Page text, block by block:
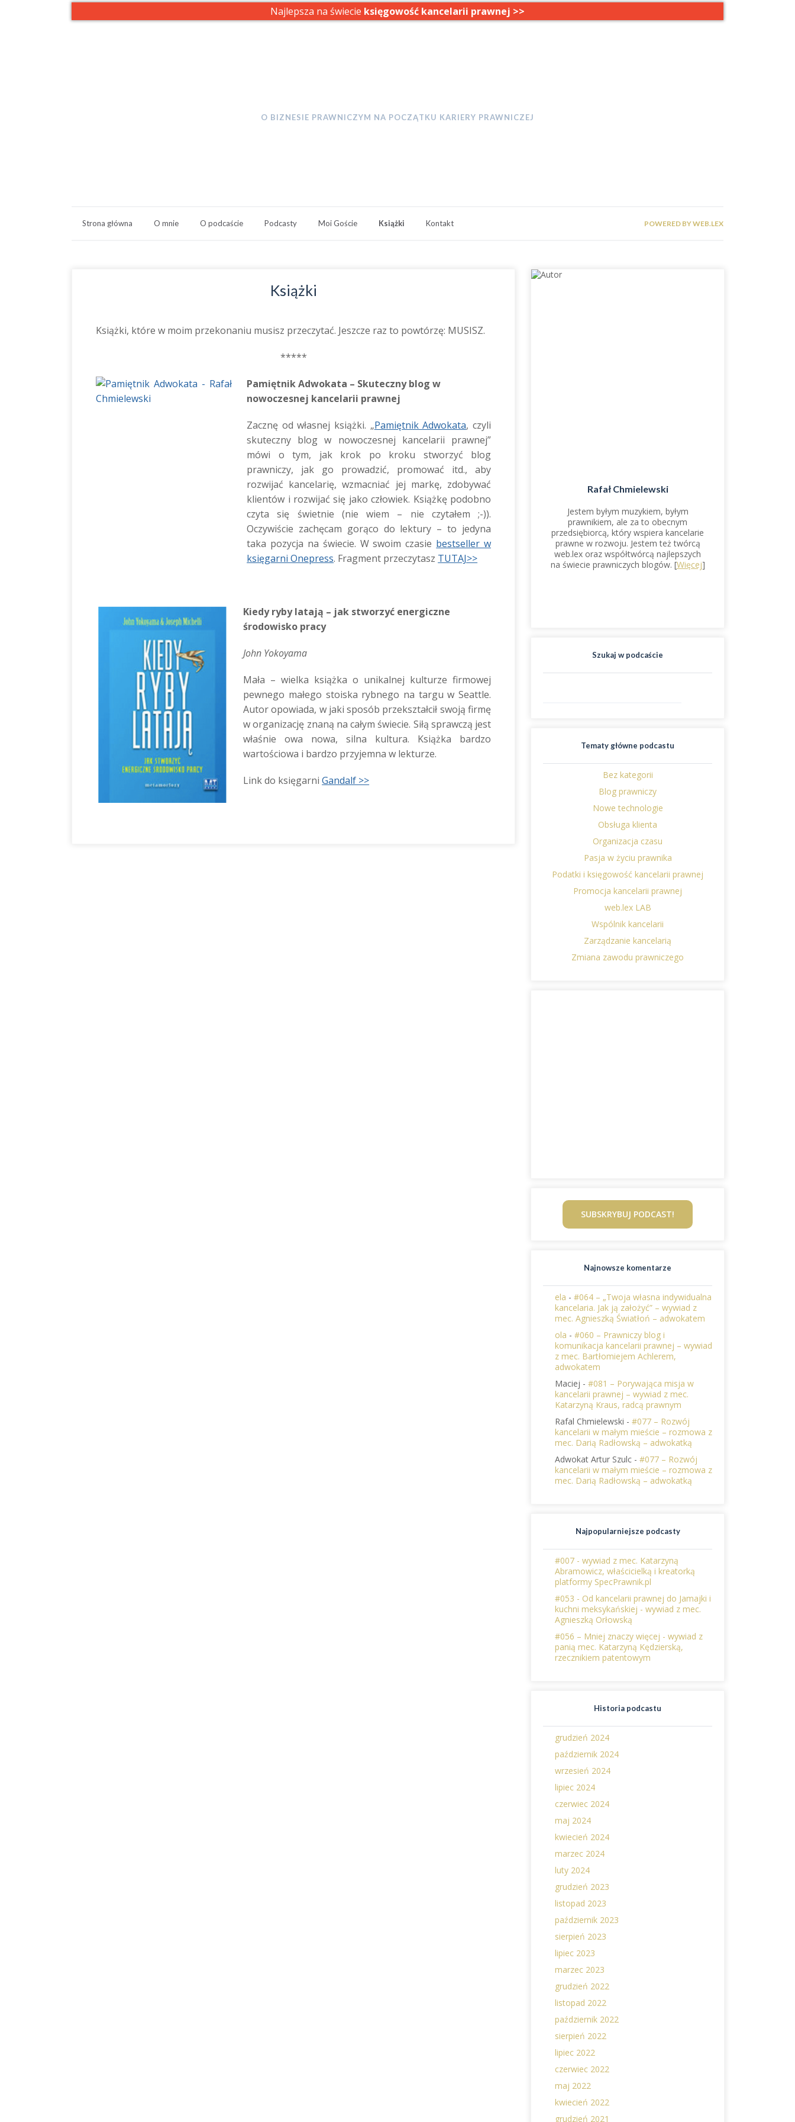
Najlepsza na świecie księgowość kancelarii prawnej >>
O BIZNESIE PRAWNICZYM NA POCZĄTKU KARIERY PRAWNICZEJ
Strona główna O mnie O podcaście Podcasty Moi Goście Książki Kontakt POWERED BY WEB.LEX
Książki
Książki, które w moim przekonaniu musisz przeczytać. Jeszcze raz to powtórzę: MUSISZ.
*****
Pamiętnik Adwokata – Skuteczny blog w
nowoczesnej kancelarii prawnej
Zacznę od własnej książki. „Pamiętnik Adwokata, czyli
skuteczny blog w nowoczesnej kancelarii prawnej”
mówi o tym, jak krok po kroku stworzyć blog
prawniczy, jak go prowadzić, promować itd., aby
rozwijać kancelarię, wzmacniać jej markę, zdobywać
klientów i rozwijać się jako człowiek. Książkę podobno
czyta się świetnie (nie wiem – nie czytałem ;-)).
Oczywiście zachęcam gorąco do lektury – to jedyna
taka pozycja na świecie. W swoim czasie bestseller w
księgarni Onepress. Fragment przeczytasz TUTAJ>>
Kiedy ryby latają – jak stworzyć energiczne
środowisko pracy
John Yokoyama
Mała – wielka książka o unikalnej kulturze firmowej
pewnego małego stoiska rybnego na targu w Seattle.
Autor opowiada, w jaki sposób przekształcił swoją firmę
w organizację znaną na całym świecie. Siłą sprawczą jest
właśnie owa nowa, silna kultura. Książka bardzo
wartościowa i bardzo przyjemna w lekturze.
Link do księgarniGandalf >>
Rafał Chmielewski
Jestem byłym muzykiem, byłym
prawnikiem, ale za to obecnym
przedsiębiorcą, który wspiera kancelarie
prawne w rozwoju. Jestem też twórcą
web.lex oraz współtwórcą najlepszych
na świecie prawniczych blogów. [Więcej]
Szukaj w podcaście
Tematy główne podcastu
Bez kategorii
Blog prawniczy
Nowe technologie
Obsługa klienta
Organizacja czasu
Pasja w życiu prawnika
Podatki i księgowość kancelarii prawnej
Promocja kancelarii prawnej
web.lex LAB
Wspólnik kancelarii
Zarządzanie kancelarią
Zmiana zawodu prawniczego
SUBSKRYBUJ PODCAST!
Najnowsze komentarze
ela - #064 – „Twoja własna indywidualna
kancelaria. Jak ją założyć” – wywiad z
mec. Agnieszką Światłoń – adwokatem
ola - #060 – Prawniczy blog i
komunikacja kancelarii prawnej – wywiad
z mec. Bartłomiejem Achlerem,
adwokatem
Maciej - #081 – Porywająca misja w
kancelarii prawnej – wywiad z mec.
Katarzyną Kraus, radcą prawnym
Rafal Chmielewski - #077 – Rozwój
kancelarii w małym mieście – rozmowa z
mec. Darią Radłowską – adwokatką
Adwokat Artur Szulc - #077 – Rozwój
kancelarii w małym mieście – rozmowa z
mec. Darią Radłowską – adwokatką
Najpopularniejsze podcasty
#007 - wywiad z mec. Katarzyną
Abramowicz, właścicielką i kreatorką
platformy SpecPrawnik.pl
#053 - Od kancelarii prawnej do Jamajki i
kuchni meksykańskiej - wywiad z mec.
Agnieszką Orłowską
#056 – Mniej znaczy więcej - wywiad z
panią mec. Katarzyną Kędzierską,
rzecznikiem patentowym
Historia podcastu
grudzień 2024
październik 2024
wrzesień 2024
lipiec 2024
czerwiec 2024
maj 2024
kwiecień 2024
marzec 2024
luty 2024
grudzień 2023
listopad 2023
październik 2023
sierpień 2023
lipiec 2023
marzec 2023
grudzień 2022
listopad 2022
październik 2022
sierpień 2022
lipiec 2022
czerwiec 2022
maj 2022
kwiecień 2022
grudzień 2021